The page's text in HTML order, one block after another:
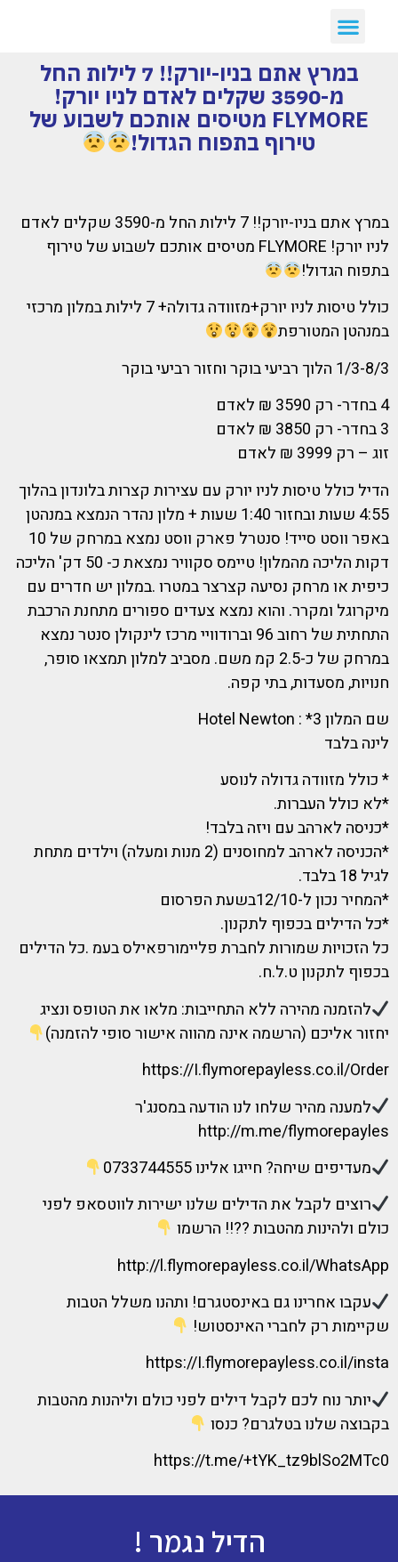
במרץ אתם בניו-יורק!! 7 לילות החל
מ-3590 שקלים לאדם לניו יורק!
FLYMORE מטיסים אותכם לשבוע של
טירוף בתפוח הגדול!
במרץ אתם בניו-יורק!! 7 לילות החל מ-3590 שקלים לאדם
לניו יורק! FLYMORE מטיסים אותכם לשבוע של טירוף
בתפוח הגדול!
כולל טיסות לניו יורק+מזוודה גדולה+ 7 לילות במלון מרכזי
במנהטן המטורפת
1/3-8/3 הלוך רביעי בוקר וחזור רביעי בוקר
4 בחדר- רק 3590 ₪ לאדם
3 בחדר- רק 3850 ₪ לאדם
זוג – רק 3999 ₪ לאדם
הדיל כולל טיסות לניו יורק עם עצירות קצרות בלונדון בהלוך
4:55 שעות ובחזור 1:40 שעות + מלון נהדר הנמצא במנהטן
באפר ווסט סייד! סנטרל פארק ווסט נמצא במרחק של 10
דקות הליכה מהמלון! טיימס סקוויר נמצאת כ- 50 דק' הליכה
כיפית או מרחק נסיעה קצרצר במטרו .במלון יש חדרים עם
מיקרוגל ומקרר. והוא נמצא צעדים ספורים מתחנת הרכבת
התחתית של רחוב 96 וברודוויי מרכז לינקולן סנטר נמצא
במרחק של כ-2.5 קמ משם. מסביב למלון תמצאו סופר,
חנויות, מסעדות, בתי קפה.
שם המלון 3* : Hotel Newton
לינה בלבד
* כולל מזוודה גדולה לנוסע
*לא כולל העברות.
*כניסה לארהב עם ויזה בלבד!
*הכניסה לארהב למחוסנים (2 מנות ומעלה) וילדים מתחת
לגיל 18 בלבד.
*המחיר נכון ל-12/10בשעת הפרסום
*כל הדילים בכפוף לתקנון.
כל הזכויות שמורות לחברת פליימורפאילס בעמ .כל הדילים
בכפוף לתקנון ט.ל.ח.
להזמנה מהירה ללא התחייבות: מלאו את הטופס ונציג
יחזור אליכם (הרשמה אינה מהווה אישור סופי להזמנה)
https://I.flymorepayless.co.il/Order
למענה מהיר שלחו לנו הודעה במסנג'ר
http://m.me/flymorepayles
מעדיפים שיחה? חייגו אלינו 0733744555
רוצים לקבל את הדילים שלנו ישירות לווטסאפ לפני
כולם ולהינות מהטבות ??!! הרשמו
http://l.flymorepayless.co.il/WhatsApp
עקבו אחרינו גם באינסטגרם! ותהנו משלל הטבות
שקיימות רק לחברי האינסטוש!
https://I.flymorepayless.co.il/insta
יותר נוח לכם לקבל דילים לפני כולם וליהנות מהטבות
בקבוצה שלנו בטלגרם? כנסו
https://t.me/+tYK_tz9blSo2MTc0
הדיל נגמר !